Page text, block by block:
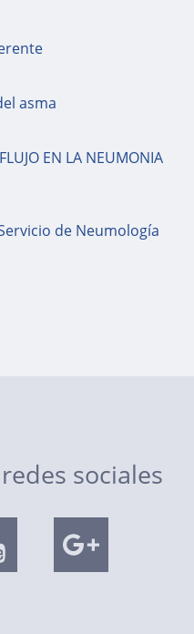
asma
EN LA NEUMONIA
de Neumología
sociales